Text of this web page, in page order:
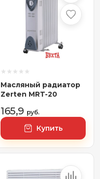
Масляный радиатор
Zerten MRT-20
165,9 руб.
Купить